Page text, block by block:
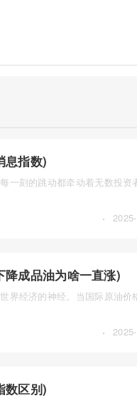
息指数)
一刻的跳动都牵动着无数投资
·
降成品油为啥一直涨)
界经济的神经。当国际原油价
·
数区别)